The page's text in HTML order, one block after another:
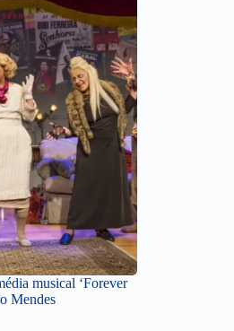
musical ‘Forever
Mendes